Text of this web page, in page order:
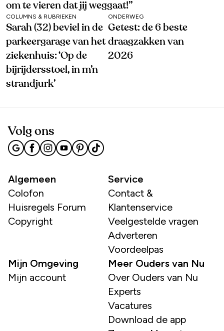
om te vieren dat jij weggaat!’’
COLUMNS & RUBRIEKEN
Sarah (32) beviel in de
parkeergarage van het
ziekenhuis: ‘Op de
bijrijdersstoel, in m’n
strandjurk’
ONDERWEG
Getest: de 6 beste
draagzakken van
2026
Volg ons
Algemeen
Colofon
Huisregels Forum
Copyright
Service
Contact &
Klantenservice
Veelgestelde vragen
Adverteren
Voordeelpas
Mijn Omgeving
Mijn account
Meer Ouders van Nu
Over Ouders van Nu
Experts
Vacatures
Download de app